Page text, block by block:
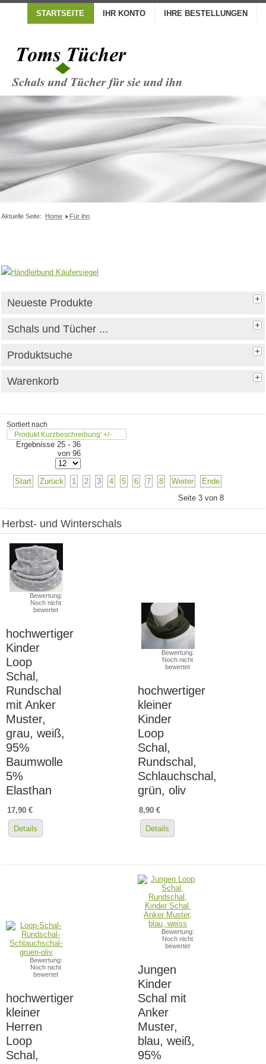
STARTSEITE IHR KONTO IHRE BESTELLUNGEN
Aktuelle Seite: Home Für ihn
Neueste Produkte
Schals und Tücher ...
Produktsuche
Warenkorb
Sortiert nach
Produkt Kurzbeschreibung' +/-
Ergebnisse 25 - 36
von 96
Start Zurück 1 2 3 4 5 6 7 8 Weiter
Ende
Seite 3 von 8
Herbst- und Winterschals
Bewertung:
Noch nicht
bewertet
hochwertiger
Kinder
Loop
Schal,
Rundschal
mit Anker
Muster,
grau, weiß,
95%
Baumwolle
5%
Elasthan
17,90 €
Details
Bewertung:
Noch nicht
bewertet
hochwertiger
kleiner
Kinder
Loop
Schal,
Rundschal,
Schlauchschal,
grün, oliv
8,90 €
Details
Bewertung:
Noch nicht
bewertet
hochwertiger
kleiner
Herren
Loop
Schal,
Bewertung:
Noch nicht
bewertet
Jungen
Kinder
Schal mit
Anker
Muster,
blau, weiß,
95%